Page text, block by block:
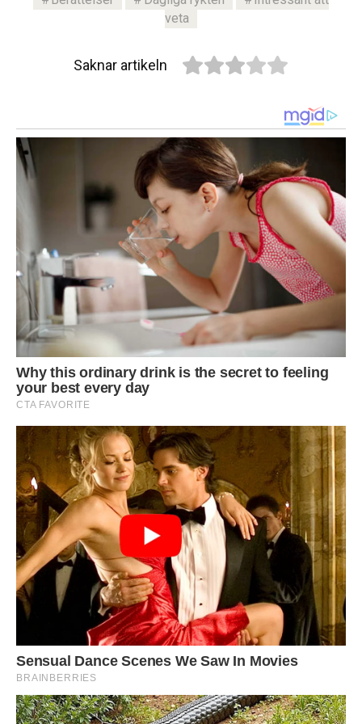
veta
Saknar artikeln